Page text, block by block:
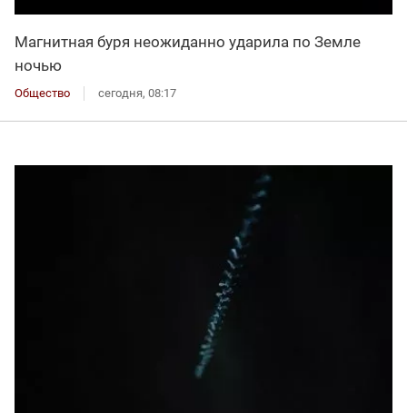
Магнитная буря неожиданно ударила по Земле
ночью
Общество сегодня, 08:17